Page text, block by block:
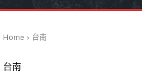
Home 台南
台南